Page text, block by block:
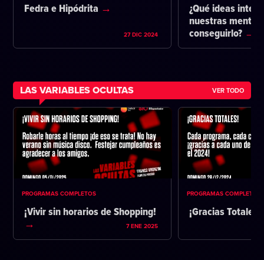
Fedra e Hipódrita
27 DIC 2024
¿Qué ideas
nuestras mentes
conseguirlo?
LAS VARIABLES OCULTAS VER TODO
PROGRAMAS COMPLETOS
¡Vivir sin horarios de Shopping!
7 ENE 2025
PROGRAMAS COMPLETOS
¡Gracias